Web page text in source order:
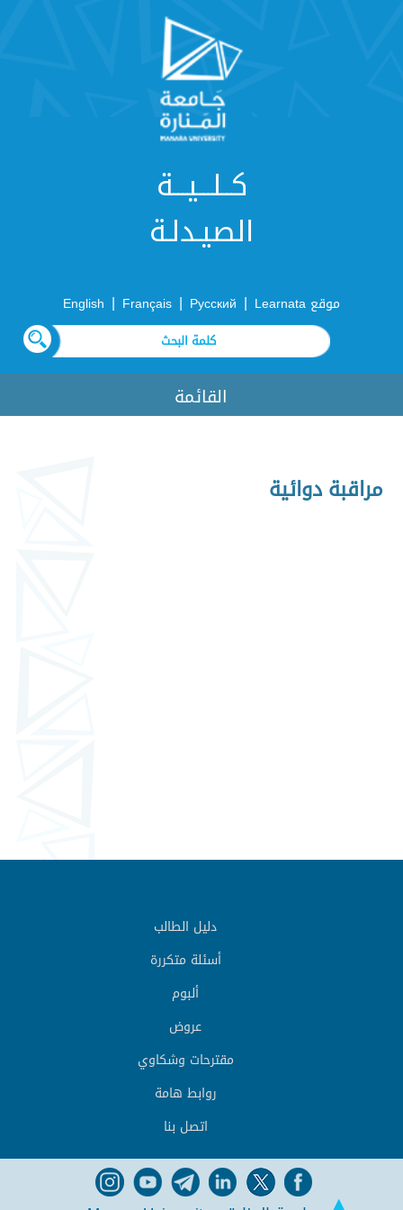
كــلـــيـــة
الصيـدلـة
موقع Learnata |
Русский
|
Français
|
English
القائمة
مراقبة دوائية
دليل الطالب
أسئلة متكررة
ألبوم
عروض
مقترحات وشكاوي
روابط هامة
اتصل بنا